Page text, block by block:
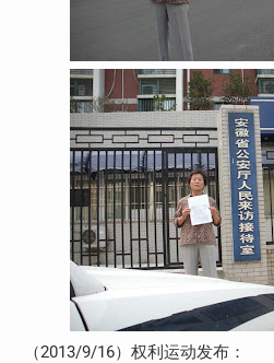
（2013/9/16）权利运动发布：